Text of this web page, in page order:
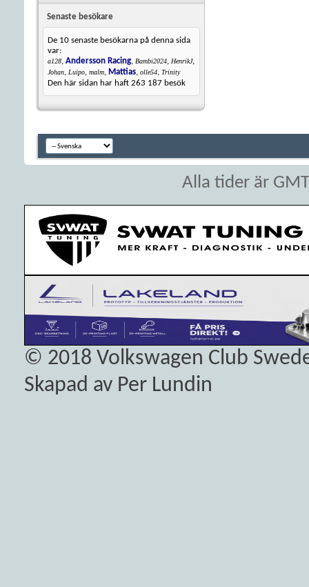
Senaste besökare
De 10 senaste besökarna på denna sida
var:
a128, Andersson Racing, Bambi2024, HenrikJ,
Johan, Luipo, malm, Mattias, olle54, Trinity
Den här sidan har haft 263 187 besök
Alla tider är
© 2018 Volkswagen Club
Skapad av Per Lundin